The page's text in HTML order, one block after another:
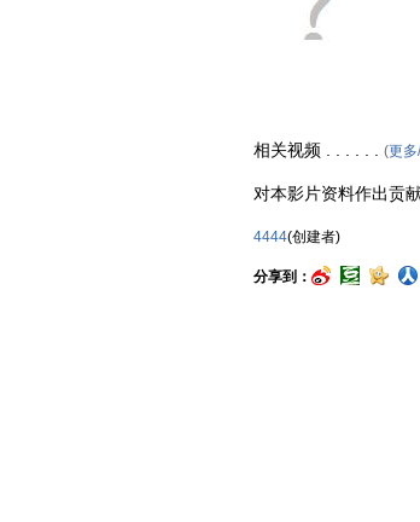
相关视频 . . . . . . (更
对本影片资料作出贡
4444(创建者)
分享到：